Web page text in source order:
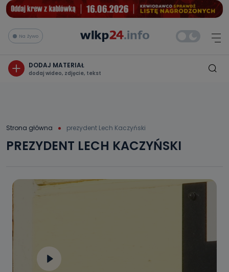
Na żywo
DODAJ MATERIAŁ
dodaj wideo, zdjęcie, tekst
Strona główna prezydent Lech Kaczyński
PREZYDENT LECH KACZYŃSKI